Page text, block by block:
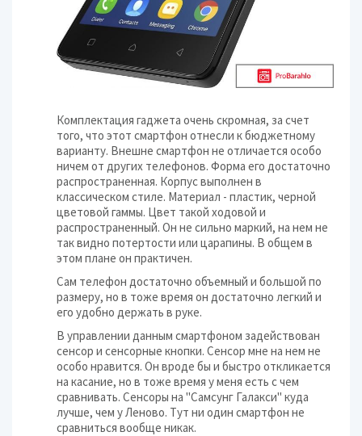
Комплектация гаджета очень скромная, за счет
того, что этот смартфон отнесли к бюджетному
варианту. Внешне смартфон не отличается особо
ничем от других телефонов. Форма его достаточно
распространенная. Корпус выполнен в
классическом стиле. Материал - пластик, черной
цветовой гаммы. Цвет такой ходовой и
распространенный. Он не сильно маркий, на нем не
так видно потертости или царапины. В общем в
этом плане он практичен.
Сам телефон достаточно объемный и большой по
размеру, но в тоже время он достаточно легкий и
его удобно держать в руке.
В управлении данным смартфоном задействован
сенсор и сенсорные кнопки. Сенсор мне на нем не
особо нравится. Он вроде бы и быстро откликается
на касание, но в тоже время у меня есть с чем
сравнивать. Сенсоры на "Самсунг Галакси" куда
лучше, чем у Леново. Тут ни один смартфон не
сравниться вообще никак.